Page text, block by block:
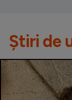
Știri de